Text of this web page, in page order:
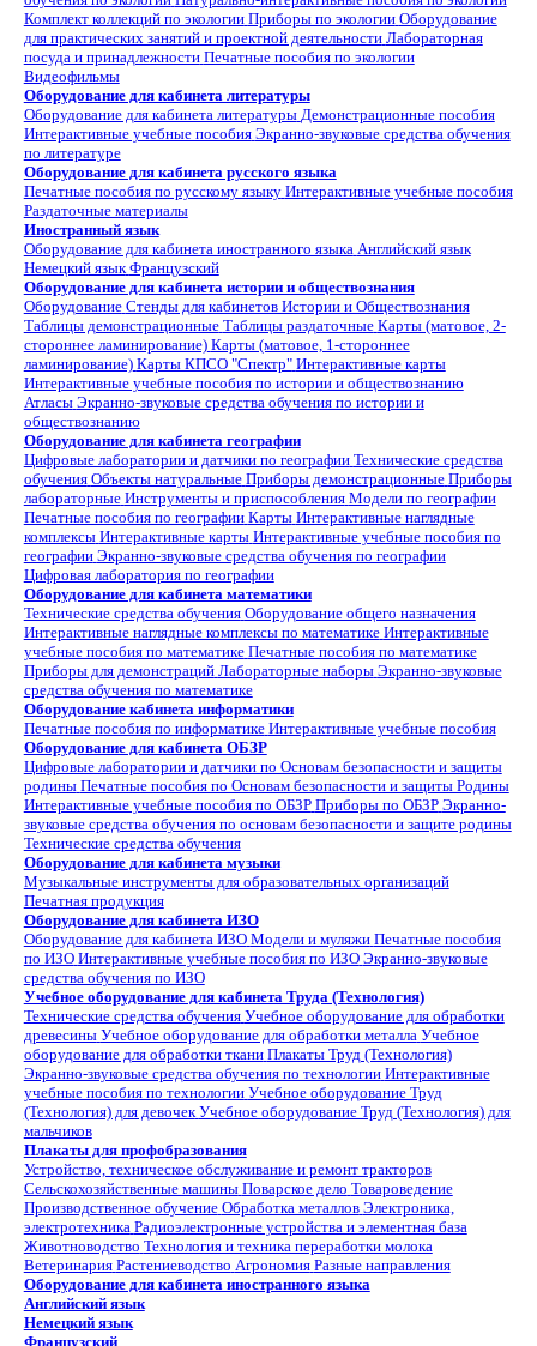
Комплект коллекций по экологии Приборы по экологии Оборудование
для практических занятий и проектной деятельности Лабораторная
посуда и принадлежности Печатные пособия по экологии
Видеофильмы
Оборудование для кабинета литературы
Оборудование для кабинета литературы Демонстрационные пособия
Интерактивные учебные пособия Экранно-звуковые средства обучения
по литературе
Оборудование для кабинета русского языка
Печатные пособия по русскому языку Интерактивные учебные пособия
Раздаточные материалы
Иностранный язык
Оборудование для кабинета иностранного языка Английский язык
Немецкий язык Французский
Оборудование для кабинета истории и обществознания
Оборудование Стенды для кабинетов Истории и Обществознания
Таблицы демонстрационные Таблицы раздаточные Карты (матовое, 2-
стороннее ламинирование) Карты (матовое, 1-стороннее
ламинирование) Карты КПСО "Спектр" Интерактивные карты
Интерактивные учебные пособия по истории и обществознанию
Атласы Экранно-звуковые средства обучения по истории и
обществознанию
Оборудование для кабинета географии
Цифровые лаборатории и датчики по географии Технические средства
обучения Объекты натуральные Приборы демонстрационные Приборы
лабораторные Инструменты и приспособления Модели по географии
Печатные пособия по географии Карты Интерактивные наглядные
комплексы Интерактивные карты Интерактивные учебные пособия по
географии Экранно-звуковые средства обучения по географии
Цифровая лаборатория по географии
Оборудование для кабинета математики
Технические средства обучения Оборудование общего назначения
Интерактивные наглядные комплексы по математике Интерактивные
учебные пособия по математике Печатные пособия по математике
Приборы для демонстраций Лабораторные наборы Экранно-звуковые
средства обучения по математике
Оборудование кабинета информатики
Печатные пособия по информатике Интерактивные учебные пособия
Оборудование для кабинета ОБЗР
Цифровые лаборатории и датчики по Основам безопасности и защиты
родины Печатные пособия по Основам безопасности и защиты Родины
Интерактивные учебные пособия по ОБЗР Приборы по ОБЗР Экранно-
звуковые средства обучения по основам безопасности и защите родины
Технические средства обучения
Оборудование для кабинета музыки
Музыкальные инструменты для образовательных организаций
Печатная продукция
Оборудование для кабинета ИЗО
Оборудование для кабинета ИЗО Модели и муляжи Печатные пособия
по ИЗО Интерактивные учебные пособия по ИЗО Экранно-звуковые
средства обучения по ИЗО
Учебное оборудование для кабинета Труда (Технология)
Технические средства обучения Учебное оборудование для обработки
древесины Учебное оборудование для обработки металла Учебное
оборудование для обработки ткани Плакаты Труд (Технология)
Экранно-звуковые средства обучения по технологии Интерактивные
учебные пособия по технологии Учебное оборудование Труд
(Технология) для девочек Учебное оборудование Труд (Технология) для
мальчиков
Плакаты для профобразования
Устройство, техническое обслуживание и ремонт тракторов
Сельскохозяйственные машины Поварское дело Товароведение
Производственное обучение Обработка металлов Электроника,
электротехника Радиоэлектронные устройства и элементная база
Животноводство Технология и техника переработки молока
Ветеринария Растениеводство Агрономия Разные направления
Оборудование для кабинета иностранного языка
Английский язык
Немецкий язык
Французский